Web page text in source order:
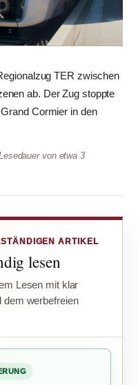
TER zwischen
ab. Der Zug stoppte
Cormier in den
von etwa 3
ARTIKEL
lesen
Lesen mit klar
dem werbefreien